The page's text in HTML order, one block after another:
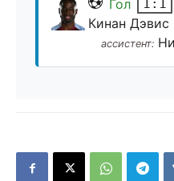
Гол 1:1
Кинан Дэвис
ассистент: